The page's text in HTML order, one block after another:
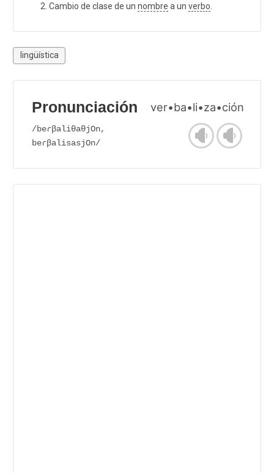
Cambio de clase de un nombre a un verbo
lingüística
Pronunciación ver•ba•li•za•ción
/beɾβaliθaθjOn,
beɾβalisasjOn/